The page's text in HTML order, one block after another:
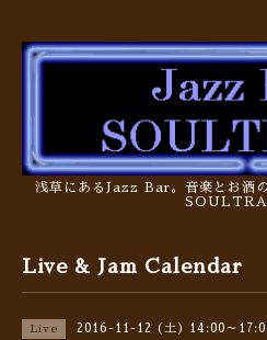
浅草にあるJazz Bar。音楽とお酒
Live & Jam Calendar
Live 2016-11-12 (土) 14:00～